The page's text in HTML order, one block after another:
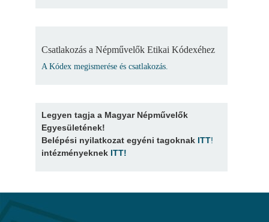
Csatlakozás a Népművelők Etikai Kódexéhez
A Kódex megismerése és csatlakozás.
Legyen tagja a Magyar Népművelők
Egyesületének!
Belépési nyilatkozat egyéni tagoknak ITT!
intézményeknek ITT!